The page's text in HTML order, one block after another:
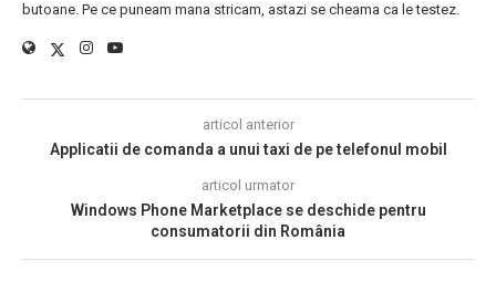
butoane. Pe ce puneam mana stricam, astazi se cheama ca le testez.
articol anterior
Applicatii de comanda a unui taxi de pe telefonul mobil
articol urmator
Windows Phone Marketplace se deschide pentru
consumatorii din România